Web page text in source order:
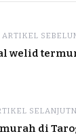
ARTIKEL
welid
di